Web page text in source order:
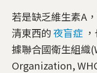
若是缺乏維生素A
清東西的夜盲症
據聯合國衛生組織
Organization,